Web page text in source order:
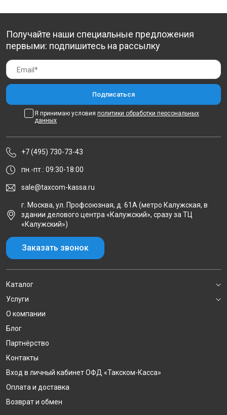
Получайте наши специальные предложения
первыми: подпишитесь на рассылку
Я принимаю условия политики обработки персональных
данных
+7 (495) 730-73-43
пн.-пт.: 09:30-18:00
sale@taxcom-kassa.ru
г. Москва, ул. Профсоюзная, д. 61А (метро Калужская, в
здании делового центра «Калужский», сразу за ТЦ
«Калужский»)
Заказать звонок
Каталог
Услуги
О компании
Блог
Партнёрство
Контакты
Вход в личный кабинет ОФД «Такском-Касса»
Оплата и доставка
Возврат и обмен